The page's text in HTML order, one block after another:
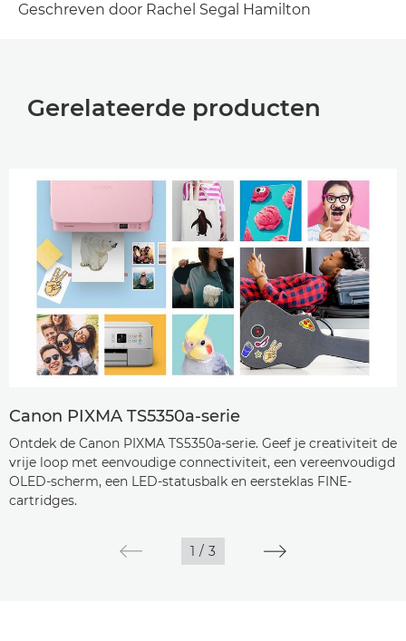
Geschreven door Rachel Segal Hamilton
Gerelateerde producten
Canon PIXMA TS5350a-serie
Ontdek de Canon PIXMA TS5350a-serie. Geef je creativiteit de
vrije loop met eenvoudige connectiviteit, een vereenvoudigd
OLED-scherm, een LED-statusbalk en eersteklas FINE-
cartridges.
1 / 3